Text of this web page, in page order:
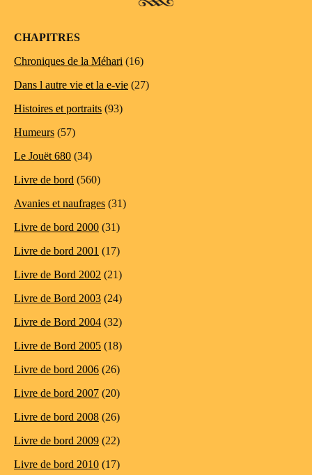
CHAPITRES
Chroniques de la Méhari (16)
Dans l autre vie et la e-vie (27)
Histoires et portraits (93)
Humeurs (57)
Le Jouët 680 (34)
Livre de bord (560)
Avanies et naufrages (31)
Livre de bord 2000 (31)
Livre de bord 2001 (17)
Livre de Bord 2002 (21)
Livre de Bord 2003 (24)
Livre de Bord 2004 (32)
Livre de Bord 2005 (18)
Livre de bord 2006 (26)
Livre de bord 2007 (20)
Livre de bord 2008 (26)
Livre de bord 2009 (22)
Livre de bord 2010 (17)